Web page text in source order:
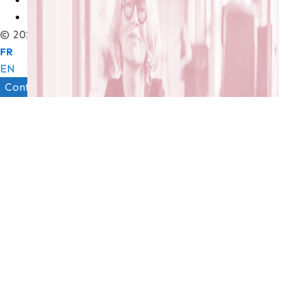
Mentions légales
© 2010-2026 – Traits d'Unions
FR
EN
Contact